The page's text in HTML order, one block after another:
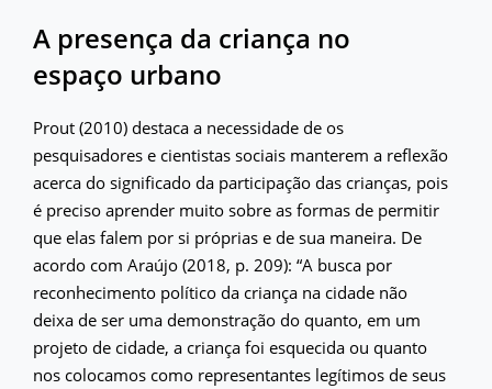
A presença da criança no
espaço urbano
Prout (2010) destaca a necessidade de os
pesquisadores e cientistas sociais manterem a reflexão
acerca do significado da participação das crianças, pois
é preciso aprender muito sobre as formas de permitir
que elas falem por si próprias e de sua maneira. De
acordo com Araújo (2018, p. 209): “A busca por
reconhecimento político da criança na cidade não
deixa de ser uma demonstração do quanto, em um
projeto de cidade, a criança foi esquecida ou quanto
nos colocamos como representantes legítimos de seus